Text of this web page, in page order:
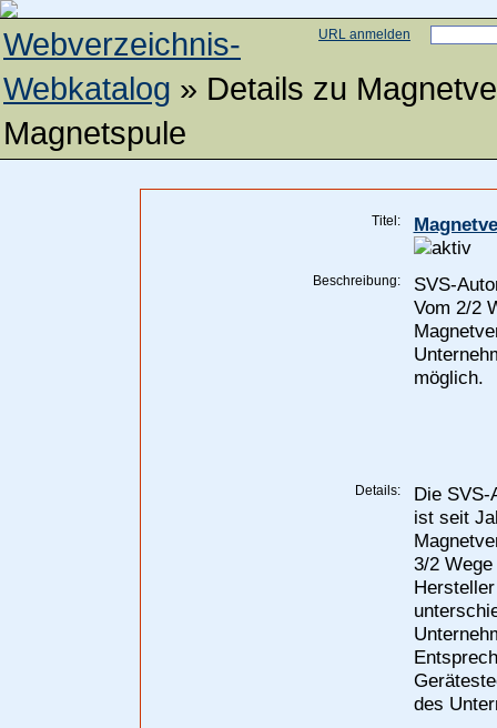
URL anmelden
Webverzeichnis-
Webkatalog » Details zu
Magnetspule
Titel:
Beschreibung:
SVS-
Vom 2/2
möglich.
Details:
Die
ist seit
3/2
des